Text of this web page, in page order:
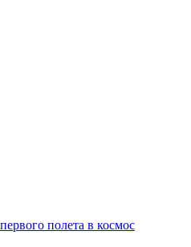
полета в космос